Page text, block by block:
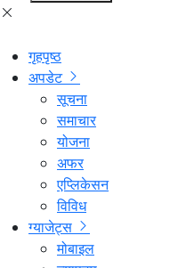
गृहपृष्ठ
अपडेट
सूचना
समाचार
योजना
अफर
एप्लिकेसन
विविध
ग्याजेट्स
मोबाइल